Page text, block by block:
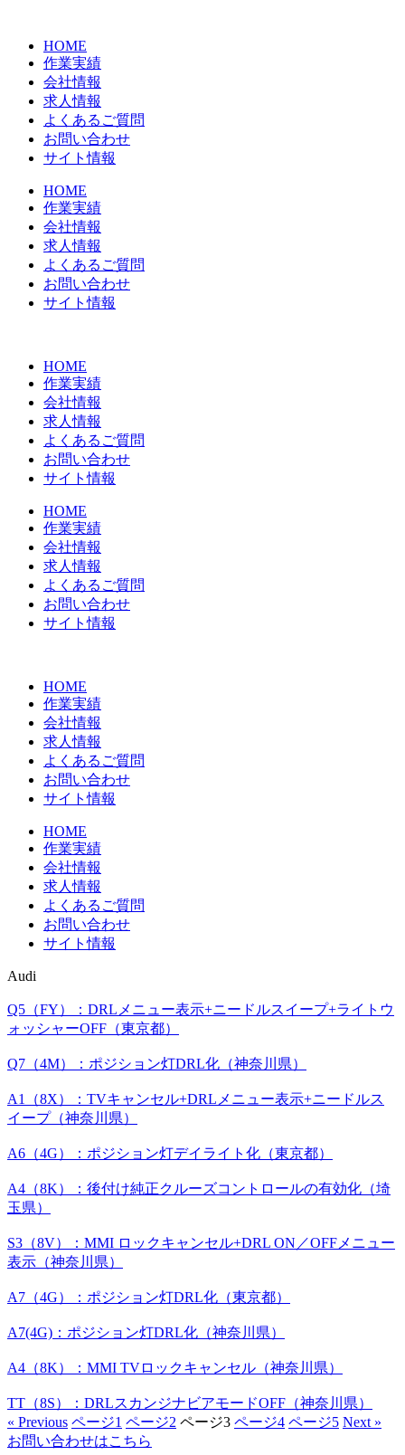
HOME
作業実績
会社情報
求人情報
よくあるご質問
お問い合わせ
サイト情報
HOME
作業実績
会社情報
求人情報
よくあるご質問
お問い合わせ
サイト情報
HOME
作業実績
会社情報
求人情報
よくあるご質問
お問い合わせ
サイト情報
HOME
作業実績
会社情報
求人情報
よくあるご質問
お問い合わせ
サイト情報
HOME
作業実績
会社情報
求人情報
よくあるご質問
お問い合わせ
サイト情報
HOME
作業実績
会社情報
求人情報
よくあるご質問
お問い合わせ
サイト情報
Audi
Q5（FY）：DRLメニュー表示+ニードルスイープ+ライトウ
ォッシャーOFF（東京都）
Q7（4M）：ポジション灯DRL化（神奈川県）
A1（8X）：TVキャンセル+DRLメニュー表示+ニードルス
イープ（神奈川県）
A6（4G）：ポジション灯デイライト化（東京都）
A4（8K）：後付け純正クルーズコントロールの有効化（埼
玉県）
S3（8V）：MMI ロックキャンセル+DRL ON／OFFメニュー
表示（神奈川県）
A7（4G）：ポジション灯DRL化（東京都）
A7(4G)：ポジション灯DRL化（神奈川県）
A4（8K）：MMI TVロックキャンセル（神奈川県）
TT（8S）：DRLスカンジナビアモードOFF（神奈川県）
« Previous ページ1 ページ2 ページ3 ページ4 ページ5 Next »
お問い合わせはこちら